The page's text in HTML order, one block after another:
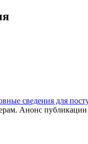
сведения для
Анонс публикации